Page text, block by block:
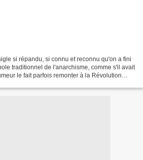
si répandu, si connu et reconnu qu'on a fini
traditionnel de l'anarchisme, comme s'il avait
le fait parfois remonter à la Révolution